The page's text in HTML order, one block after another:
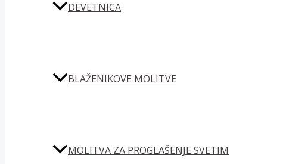
DEVETNICA
BLAŽENIKOVE MOLITVE
MOLITVA ZA PROGLAŠENJE SVETIM